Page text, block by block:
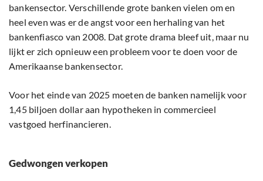
bankensector. Verschillende grote banken vielen om en
heel even was er de angst voor een herhaling van het
bankenfiasco van 2008. Dat grote drama bleef uit, maar nu
lijkt er zich opnieuw een probleem voor te doen voor de
Amerikaanse bankensector.
Voor het einde van 2025 moeten de banken namelijk voor
1,45 biljoen dollar aan hypotheken in commercieel
vastgoed herfinancieren.
Gedwongen verkopen